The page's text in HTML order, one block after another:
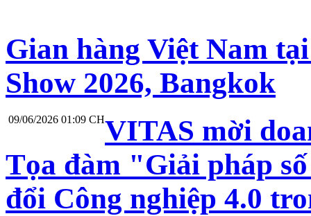
Gian hàng Việt Nam
Show 2026, Bangkok
09/06/2026 01:09 CHVITAS mời
Tọa đàm "Giải pháp
đổi Công nghiệp 4.0